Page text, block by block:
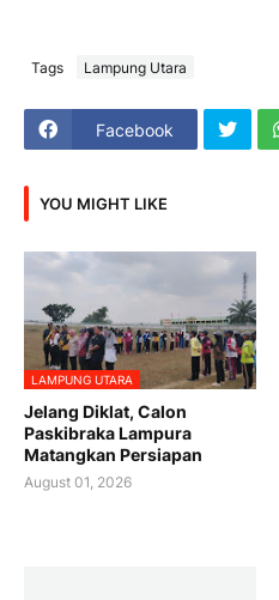
Tags Lampung Utara
Facebook
YOU MIGHT LIKE
LAMPUNG UTARA
Jelang Diklat, Calon
Paskibraka Lampura
Matangkan Persiapan
August 01, 2026